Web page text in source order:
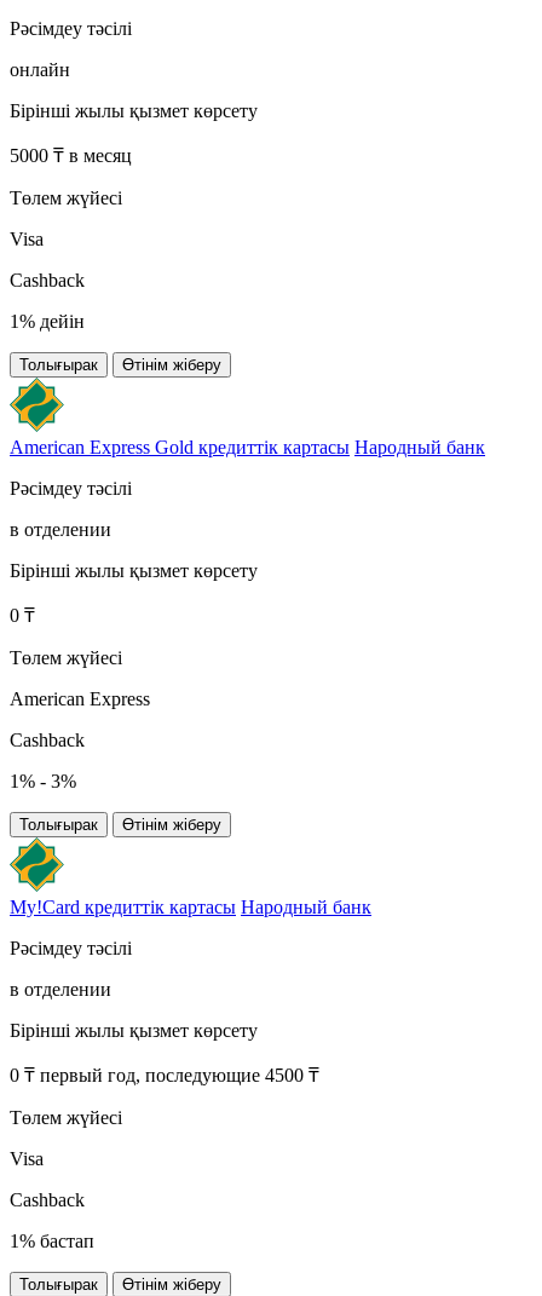
Рәсімдеу тәсілі
онлайн
Бірінші жылы қызмет көрсету
5000 ₸ в месяц
Төлем жүйесі
Visa
Cashback
1% дейін
Толығырак Өтінім жіберу
American Express Gold кредиттік картасы Народный банк
Рәсімдеу тәсілі
в отделении
Бірінші жылы қызмет көрсету
0 ₸
Төлем жүйесі
American Express
Cashback
1% - 3%
Толығырак Өтінім жіберу
My!Card кредиттік картасы Народный банк
Рәсімдеу тәсілі
в отделении
Бірінші жылы қызмет көрсету
0 ₸ первый год, последующие 4500 ₸
Төлем жүйесі
Visa
Cashback
1% бастап
Толығырак Өтінім жіберу